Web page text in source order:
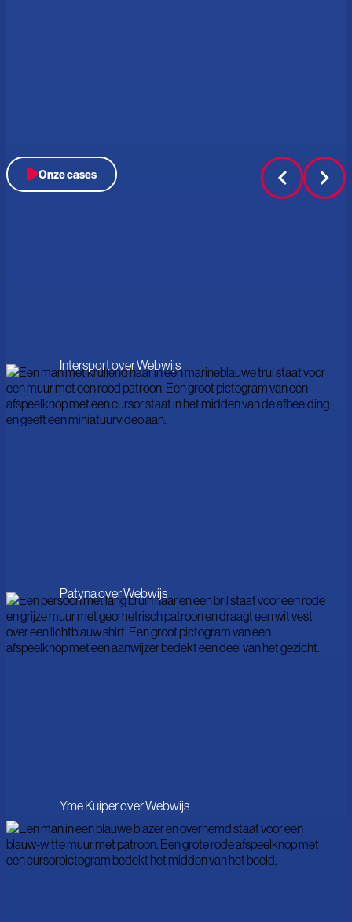
Intersport over Webwijs
Patyna over Webwijs
Yme Kuiper over Webwijs
Onze cases